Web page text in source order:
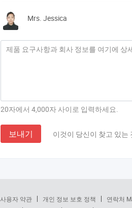
Mrs. Jessica
20자에서 4,000자 사이로 입력하세요.
보내기 이것이 당신이 찾고 있는
사용자 약관 개인 정보 보호 정책 연락처